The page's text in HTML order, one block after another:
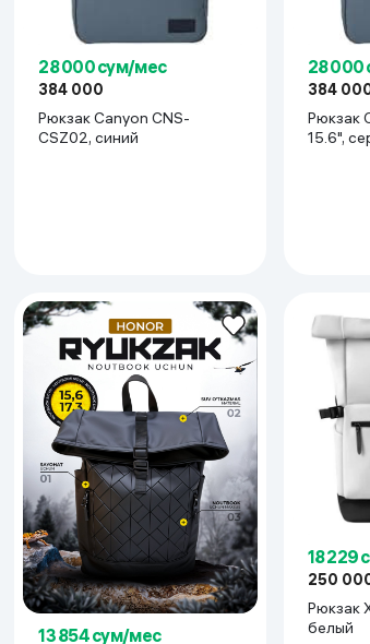
28 000 сум/мес
384 000
Рюкзак Canyon CNS-
CSZ02, синий
28 000
384
Рюкзак Canyon CNE-CSZ01
15.6",
13 854 сум/мес
18 229
250
Рюкзак Xiaomi BackPack,
белый